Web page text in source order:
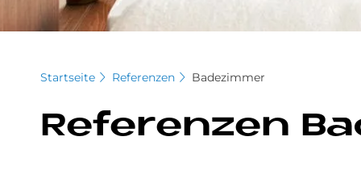
Startseite Referenzen Badezimmer
Re­fe­ren­zen